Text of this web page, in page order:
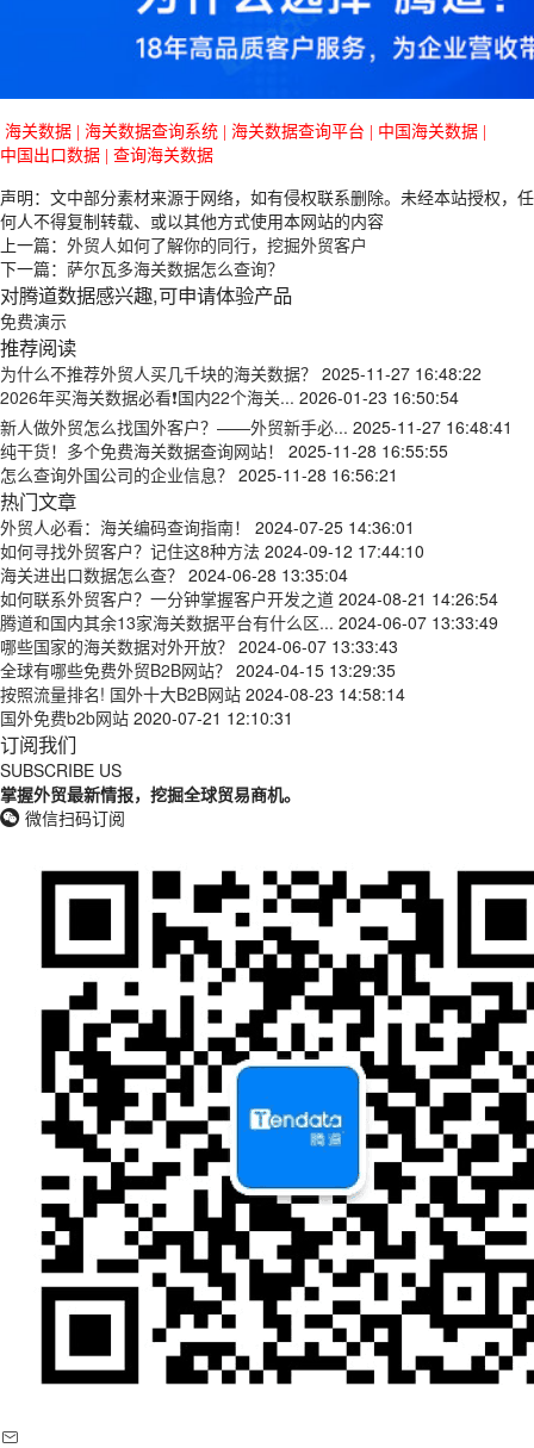
海关数据 海关数据查询系统 海关数据查询平台 中国海关数据
中国出口数据
查询海关数据
声明：文中部分素材来源于网络，如有侵权联系删除。未经本站授权，任
何人不得复制转载、或以其他方式使用本网站的内容
上一篇： 外贸人如何了解你的同行，挖掘外贸客户
下一篇： 萨尔瓦多海关数据怎么查询？
对腾道数据感兴趣,可申请体验产品
免费演示
推荐阅读
为什么不推荐外贸人买几千块的海关数据？ 2025-11-27 16:48:22
2026年买海关数据必看❗国内22个海关... 2026-01-23 16:50:54
新人做外贸怎么找国外客户？——外贸新手必... 2025-11-27 16:48:41
纯干货！多个免费海关数据查询网站！
2025-11-28 16:55:55
怎么查询外国公司的企业信息？ 2025-11-28 16:56:21
热门文章
外贸人必看：海关编码查询指南！
2024-07-25 14:36:01
如何寻找外贸客户？记住这8种方法 2024-09-12 17:44:10
海关进出口数据怎么查？ 2024-06-28 13:35:04
如何联系外贸客户？一分钟掌握客户开发之道 2024-08-21 14:26:54
腾道和国内其余13家海关数据平台有什么区... 2024-06-07 13:33:49
哪些国家的海关数据对外开放？ 2024-06-07 13:33:43
全球有哪些免费外贸B2B网站？ 2024-04-15 13:29:35
按照流量排名! 国外十大B2B网站 2024-08-23 14:58:14
国外免费b2b网站 2020-07-21 12:10:31
订阅我们
SUBSCRIBE US
掌握外贸最新情报，挖掘全球贸易商机。
微信扫码订阅